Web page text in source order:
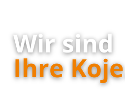
Wir sind
Ihre